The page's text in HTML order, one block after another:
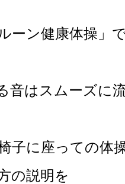
ーン健康体操」
音はスムーズに
子に座っての体
の説明を